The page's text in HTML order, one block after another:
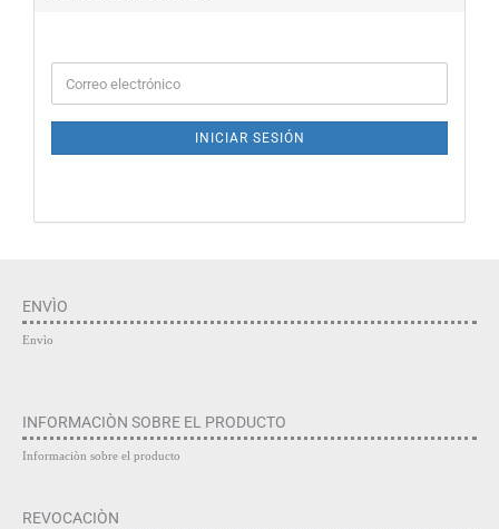
INICIAR SESIÓN
ENVÌO
Envìo
INFORMACIÒN SOBRE EL PRODUCTO
Informaciòn sobre el producto
REVOCACIÒN